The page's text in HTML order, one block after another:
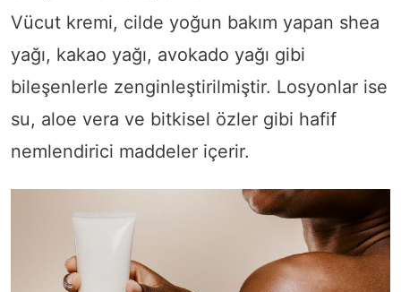
Vücut kremi, cilde yoğun bakım yapan shea
yağı, kakao yağı, avokado yağı gibi
bileşenlerle zenginleştirilmiştir. Losyonlar ise
su, aloe vera ve bitkisel özler gibi hafif
nemlendirici maddeler içerir.